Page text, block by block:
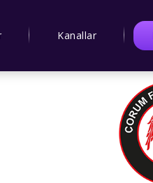
Kanallar